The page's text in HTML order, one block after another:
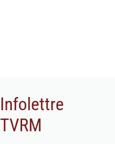
Infolettre
TVRM